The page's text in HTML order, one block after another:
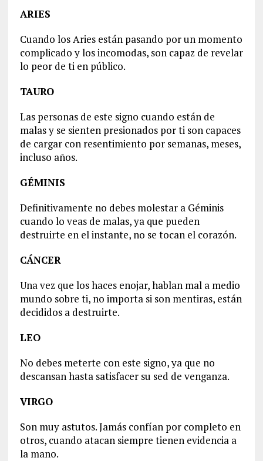
ARIES
Cuando los Aries están pasando por un momento
complicado y los incomodas, son capaz de revelar
lo peor de ti en público.
TAURO
Las personas de este signo cuando están de
malas y se sienten presionados por ti son capaces
de cargar con resentimiento por semanas, meses,
incluso años.
GÉMINIS
Definitivamente no debes molestar a Géminis
cuando lo veas de malas, ya que pueden
destruirte en el instante, no se tocan el corazón.
CÁNCER
Una vez que los haces enojar, hablan mal a medio
mundo sobre ti, no importa si son mentiras, están
decididos a destruirte.
LEO
No debes meterte con este signo, ya que no
descansan hasta satisfacer su sed de venganza.
VIRGO
Son muy astutos. Jamás confían por completo en
otros, cuando atacan siempre tienen evidencia a
la mano.